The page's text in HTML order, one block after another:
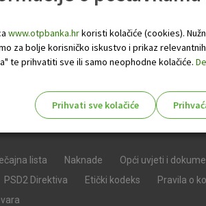
banke
lista Naknade Opći uvjeti i
PSD2 Direktiva Etički kodeks Pravila o
www.otpbanka.hrkoristi kolačiće (cookies).
za bolje korisničko iskustvo i prikaz
te prihvatiti sve ili samo neophodne kolačiće.
Prihvati sve kolačiće